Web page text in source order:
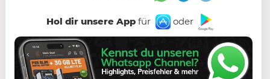
Hol dir unsere Appfür oder